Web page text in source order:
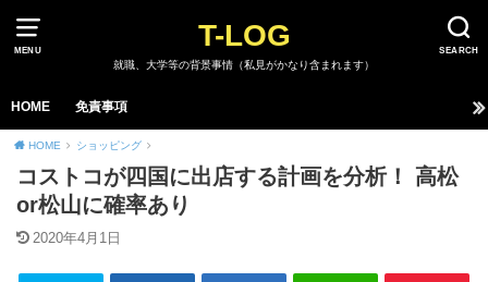
MENU SEARCH
T-LOG
就職、大学等の背景事情（私見がかなり含まれます）
HOME 免責事項
HOME ショッピング
コストコが四国に出店する計画を分析！ 高松
or松山に確率あり
2020年4月1日